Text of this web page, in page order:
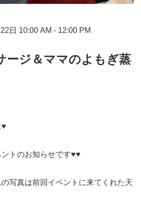
日 10:00 AM - 12:00 PM
ージ＆ママのよもぎ蒸
♥
トのお知らせです♥♥
写真は前回イベントに来てくれた天